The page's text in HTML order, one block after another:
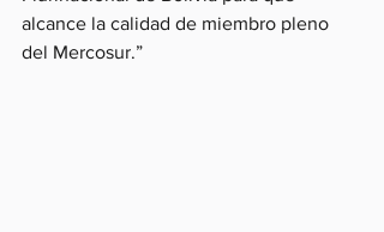
alcance la calidad de miembro pleno
del Mercosur.”